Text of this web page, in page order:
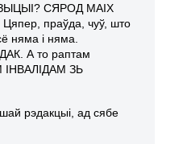
СЯРОД МАІХ
праўда, чуў, што
няма і няма.
А то раптам
ІНВАЛІДАМ ЗЬ
рэдакцыі, ад сябе